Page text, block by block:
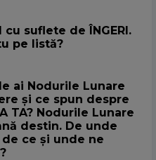
cu suflete de ÎNGERI.
pe listă?
ai Nodurile Lunare
și ce spun despre
TA? Nodurile Lunare
destin. De unde
ce și unde ne